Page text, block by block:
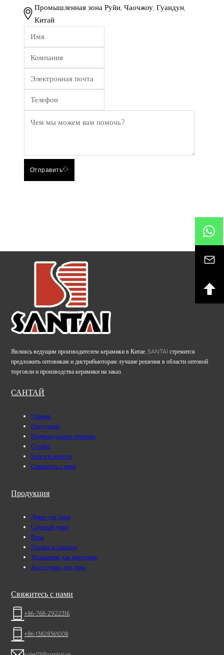
Промышленная зона Руйи, Чаочжоу, Гуандун,
Китай
Отправить
Являясь ведущим производителем керамики в Китае, SANTAI стремится
предложить оптовикам и дистрибьюторам лучшие решения в области оптовой
торговли и производства керамики на заказ.
САНТАЙ
Главная
Продукция
Индивидуальное решение
О сайте
Блоги и новости
Свяжитесь с нами
Продукция
Декор для дома
Садовый декор
Вазы
Горшки и сажалки
Украшения для животных
Аксессуары для дома
Свяжитесь с нами
+86-768-2922316
+86-13828361008